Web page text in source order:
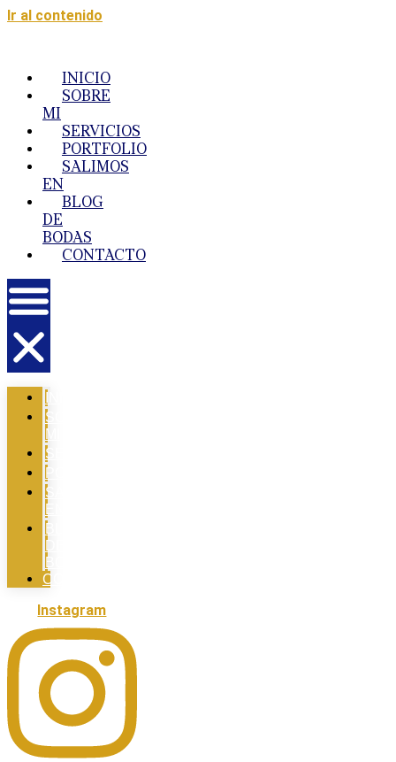
Ir al contenido
INICIO
SOBRE
MI
SERVICIOS
PORTFOLIO
SALIMOS
EN
BLOG
DE
BODAS
CONTACTO
SOBRE
MI
SERVICIOS
PORTFOLIO
SALIMOS
EN
BLOG
DE
BODAS
CONTACTO
Instagram